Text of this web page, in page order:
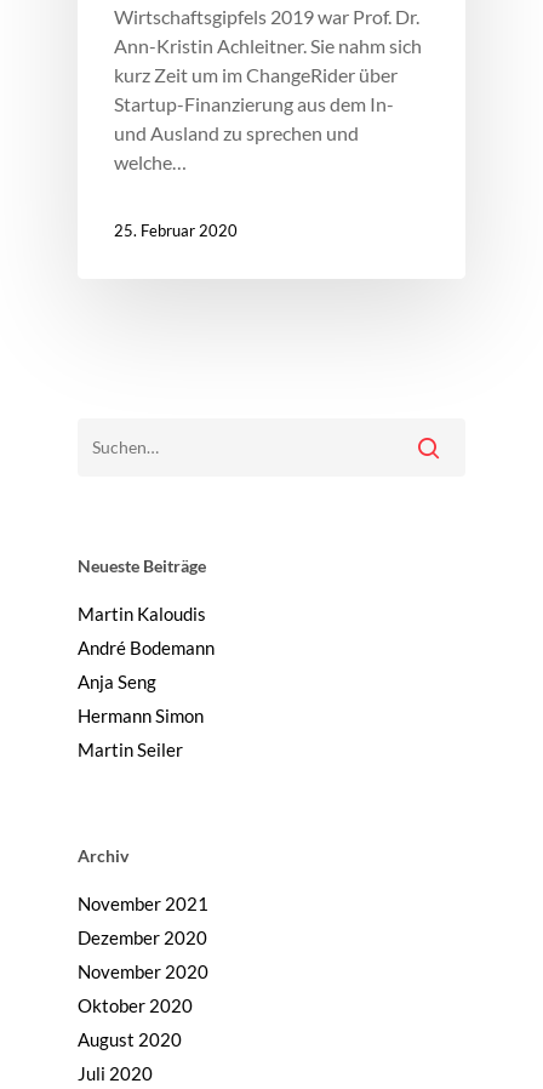
Wirtschaftsgipfels 2019 war Prof. Dr.
Ann-Kristin Achleitner. Sie nahm sich
kurz Zeit um im ChangeRider über
Startup-Finanzierung aus dem In-
und Ausland zu sprechen und
welche…
25. Februar 2020
Neueste Beiträge
Martin Kaloudis
André Bodemann
Anja Seng
Hermann Simon
Martin Seiler
Archiv
November 2021
Dezember 2020
November 2020
Oktober 2020
August 2020
Juli 2020